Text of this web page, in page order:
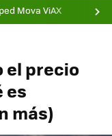
Mova ViAX
el precio
es
más)